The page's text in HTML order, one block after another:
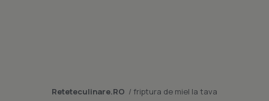
Reteteculinare.RO / friptura de miel la tava